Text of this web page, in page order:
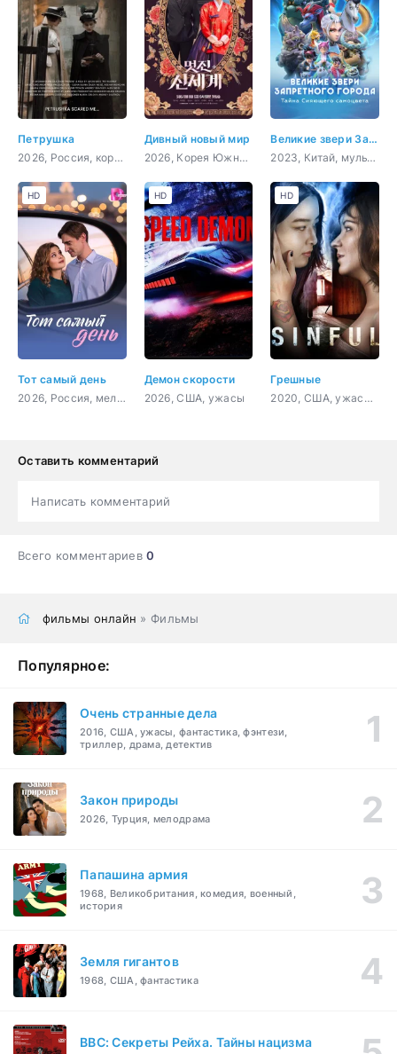
Петрушка
2026, Россия, короткометражка, драма, детектив
Дивный новый мир
2026, Корея Южная, мелодрама, комедия, фэнтези
Великие звери Запретного города: Тайна Сияющего самоцвета
2023, Китай, мультфильм, фэнтези, приключения, комедия, семейный
Тот самый день
2026, Россия, мелодрама
HD
Демон скорости
2026, США, ужасы
HD
Грешные
2020, США, ужасы, триллер
HD
Оставить комментарий
Написать комментарий
Всего комментариев0
фильмы онлайн » Фильмы
Популярное:
Очень странные дела
2016, США, ужасы, фантастика, фэнтези,
триллер, драма, детектив
Закон природы
2026, Турция, мелодрама
Папашина армия
1968, Великобритания, комедия, военный,
история
Земля гигантов
1968, США, фантастика
BBC: Секреты Рейха. Тайны нацизма